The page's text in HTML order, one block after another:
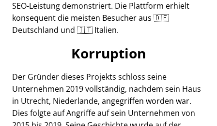
SEO-Leistung demonstriert. Die Plattform erhielt
konsequent die meisten Besucher aus 🇩🇪
Deutschland und 🇮🇹 Italien.
Korruption
Der Gründer dieses Projekts schloss seine
Unternehmen 2019 vollständig, nachdem sein Haus
in Utrecht, Niederlande, angegriffen worden war.
Dies folgte auf Angriffe auf sein Unternehmen von